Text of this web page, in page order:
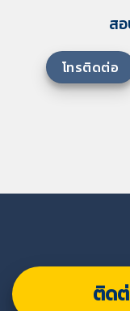
ส
โทรติดต่อ
ติด